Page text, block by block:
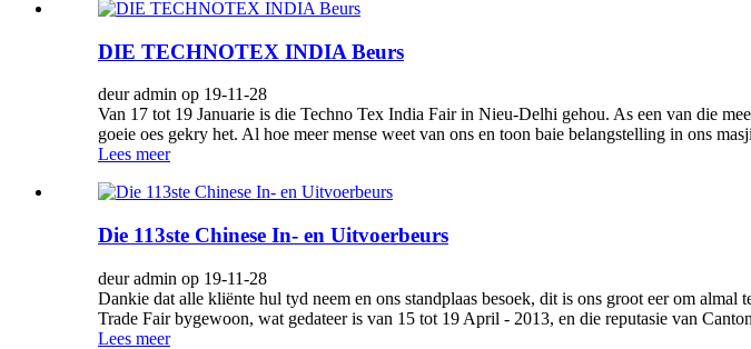
DIE TECHNOTEX INDIA Beurs
deur admin op 19-11-28
Van 17 tot 19 Januarie is die Techno Tex India Fair in Nieu-Delhi gehou. As een van die
goeie oes gekry het. Al hoe meer mense weet van ons en toon baie belangstelling in ons
Lees meer
Die 113ste Chinese In- en Uitvoerbeurs
deur admin op 19-11-28
Dankie dat alle kliënte hul tyd neem en ons standplaas besoek, dit is ons groot eer om
Trade Fair bygewoon, wat gedateer is van 15 tot 19 April - 2013, en die reputasie van
Lees meer